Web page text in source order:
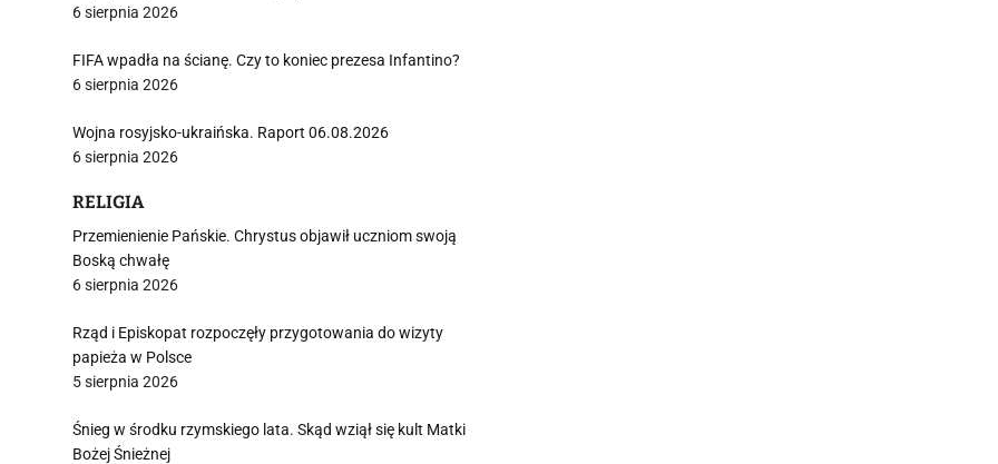
6 sierpnia 2026
FIFA wpadła na ścianę. Czy to koniec prezesa Infantino?
6 sierpnia 2026
Wojna rosyjsko-ukraińska. Raport 06.08.2026
6 sierpnia 2026
RELIGIA
Przemienienie Pańskie. Chrystus objawił uczniom swoją
Boską chwałę
6 sierpnia 2026
Rząd i Episkopat rozpoczęły przygotowania do wizyty
papieża w Polsce
5 sierpnia 2026
Śnieg w środku rzymskiego lata. Skąd wziął się kult Matki
Bożej Śnieżnej